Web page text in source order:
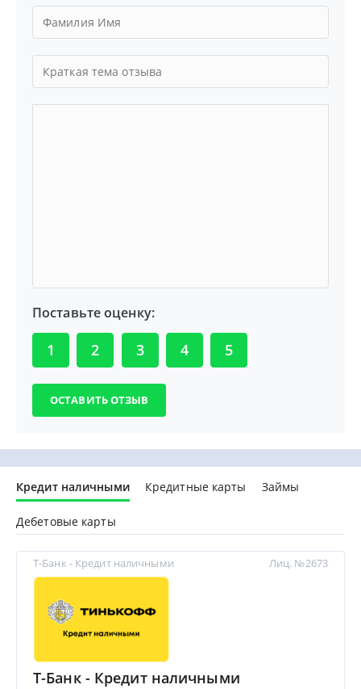
Поставьте оценку:
1 2 3 4 5
Кредит наличными Кредитные карты Займы
Дебетовые карты
Т-Банк - Кредит наличными
Т-Банк - Кредит наличными
Лиц. №2673